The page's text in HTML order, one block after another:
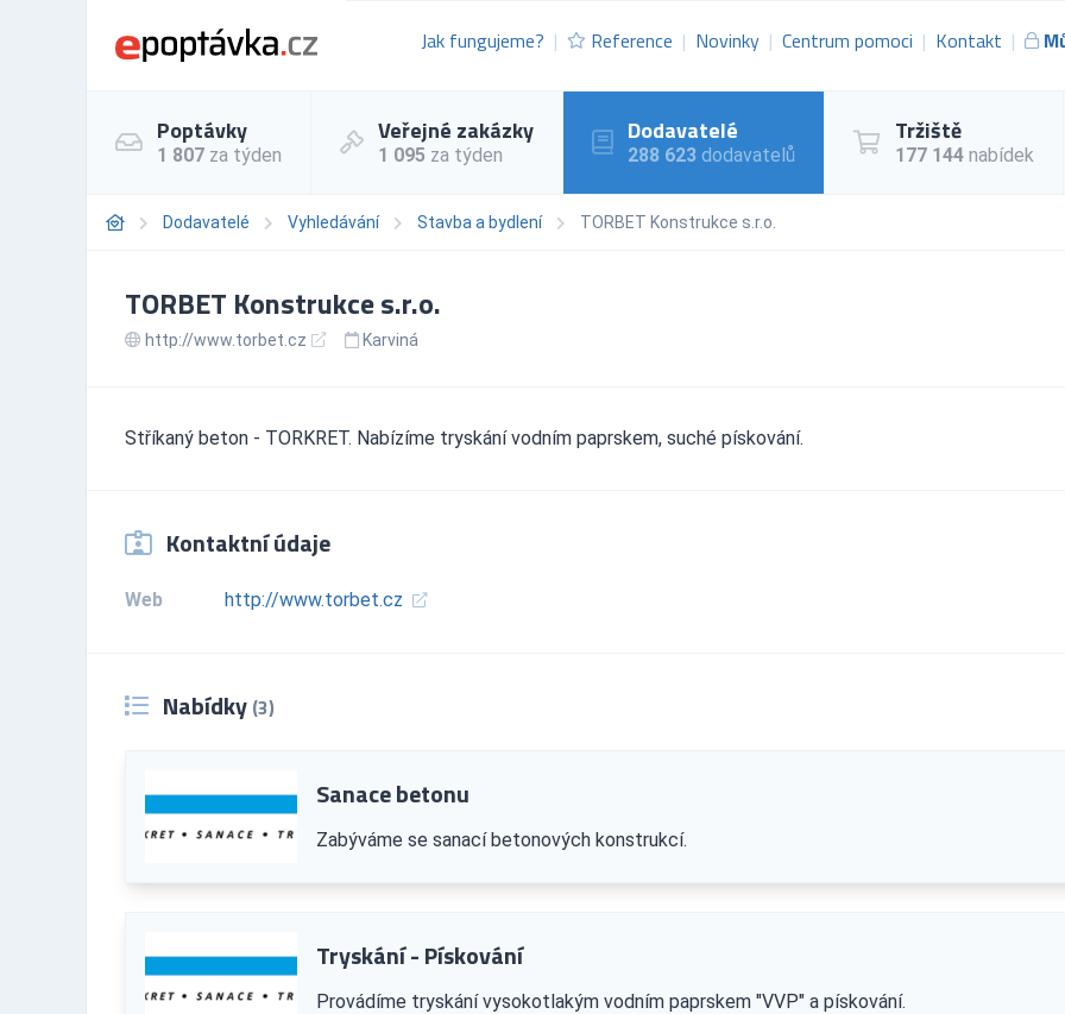
Jak fungujeme? Reference Novinky Centrum pomoci Kontakt
Poptávky
1 807 za týden
Veřejné zakázky
1 095 za týden
Dodavatelé
288 623 dodavatelů
Tržiště
177 144 nabídek
Dodavatelé Vyhledávání Stavba a bydlení TORBET Konstrukce s.r.o.
TORBET Konstrukce s.r.o.
http://www.torbet.cz Karviná
Stříkaný beton - TORKRET. Nabízíme tryskání vodním paprskem, suché pískování.
Kontaktní údaje
Web http://www.torbet.cz
Nabídky (3)
Sanace betonu
Zabýváme se sanací betonových konstrukcí.
Tryskání - Pískování
Provádíme tryskání vysokotlakým vodním paprskem "VVP" a pískování.